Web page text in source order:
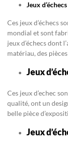
Jeux
Ces jeux d’échecs
mondial et sont
jeux d’échecs dont
matériau, des
Jeux
Ces jeux d’echec
qualité, ont un
belle pièce
Jeux